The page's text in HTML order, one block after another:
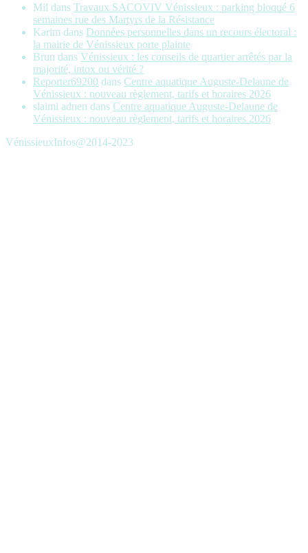
Mil dans Travaux SACOVIV Vénissieux : parking bloqué 6
semaines rue des Martyrs de la Résistance
Karim dans Données personnelles dans un recours électoral :
la mairie de Vénissieux porte plainte
Brun dans Vénissieux : les conseils de quartier arrêtés par la
majorité, intox ou vérité ?
Reporter69200 dans Centre aquatique Auguste-Delaune de
Vénissieux : nouveau règlement, tarifs et horaires 2026
slaimi adnen dans Centre aquatique Auguste-Delaune de
Vénissieux : nouveau règlement, tarifs et horaires 2026
VénissieuxInfos@2014-2023